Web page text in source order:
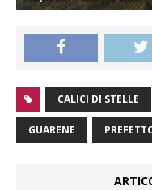
CALICI DI STELLE
GUARENE